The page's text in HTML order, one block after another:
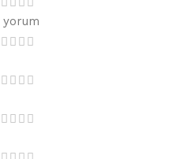
yorum